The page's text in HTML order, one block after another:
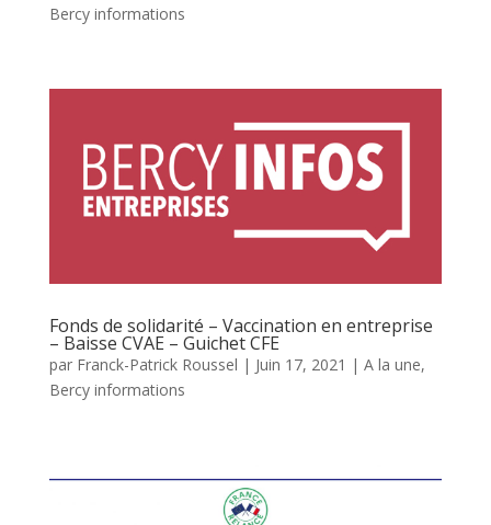
Bercy informations
Fonds de solidarité – Vaccination en entreprise
– Baisse CVAE – Guichet CFE
par Franck-Patrick Roussel | Juin 17, 2021 | A la une,
Bercy informations